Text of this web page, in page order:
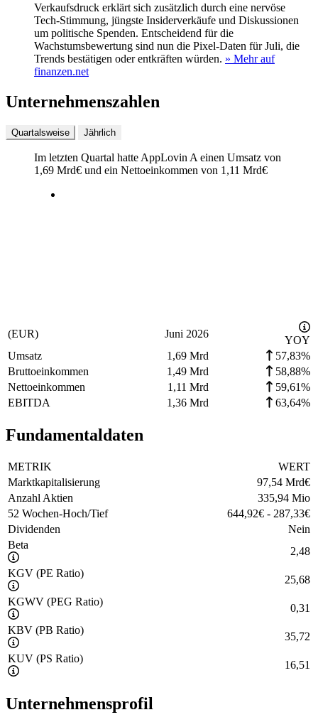
Verkaufsdruck erklärt sich zusätzlich durch eine nervöse
Tech‑Stimmung, jüngste Insiderverkäufe und Diskussionen
um politische Spenden. Entscheidend für die
Wachstumsbewertung sind nun die Pixel‑Daten für Juli, die
Trends bestätigen oder entkräften würden. » Mehr auf
finanzen.net
Unternehmenszahlen
Quartalsweise Jährlich
Im letzten Quartal hatte AppLovin A einen Umsatz von
1,69 Mrd€ und ein Nettoeinkommen von 1,11 Mrd€
(EUR) Juni 2026
YOY
Umsatz
1,69 Mrd
57,83%
Bruttoeinkommen
1,49 Mrd
58,88%
Nettoeinkommen
1,11 Mrd
59,61%
EBITDA
1,36 Mrd 63,64%
Fundamentaldaten
METRIK
WERT
Marktkapitalisierung
97,54 Mrd€
Anzahl Aktien
335,94 Mio
52 Wochen-Hoch/Tief
644,92€ - 287,33€
Dividenden
Nein
Beta
2,48
KGV (PE Ratio)
25,68
KGWV (PEG Ratio)
0,31
KBV (PB Ratio)
35,72
KUV (PS Ratio)
16,51
Unternehmensprofil